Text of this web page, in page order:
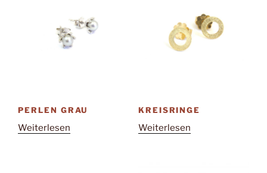
PERLEN GRAU
Weiterlesen
KREISRINGE
Weiterlesen